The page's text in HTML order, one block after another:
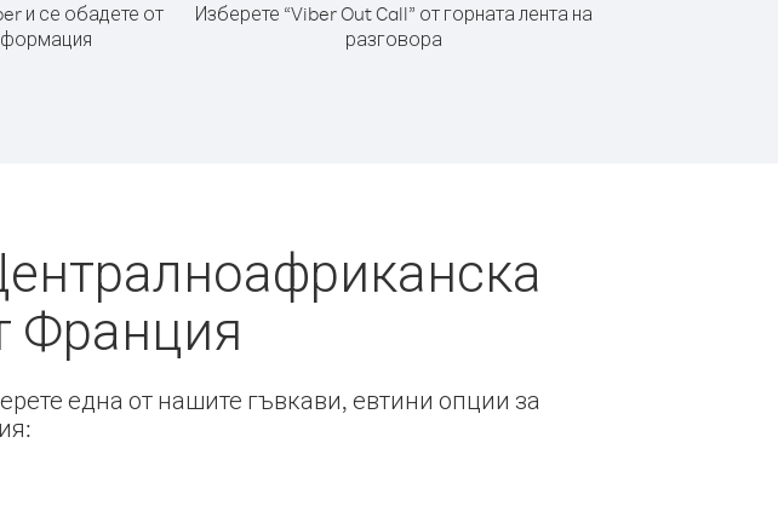
и се обадете от
Изберете “Viber Out Call” от горната лента на
разговора
Франция
една от нашите гъвкави, евтини опции за